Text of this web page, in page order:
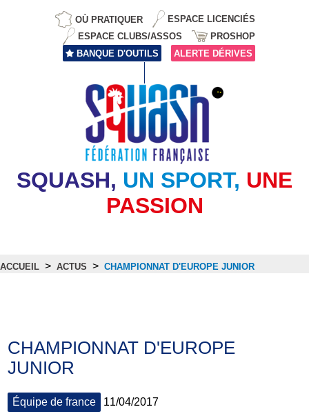
OÙ PRATIQUER
ESPACE LICENCIÉS
ESPACE CLUBS/ASSOS
PROSHOP
BANQUE D'OUTILS
ALERTE DÉRIVES
SQUASH, UN SPORT, UNE
PASSION
ACCUEIL > ACTUS > CHAMPIONNAT D'EUROPE JUNIOR
CHAMPIONNAT D'EUROPE
JUNIOR
Équipe de france 11/04/2017